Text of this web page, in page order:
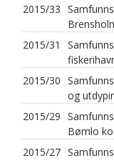
2015/33
2015/31
2015/30
og
2015/29
Bømlo
2015/27